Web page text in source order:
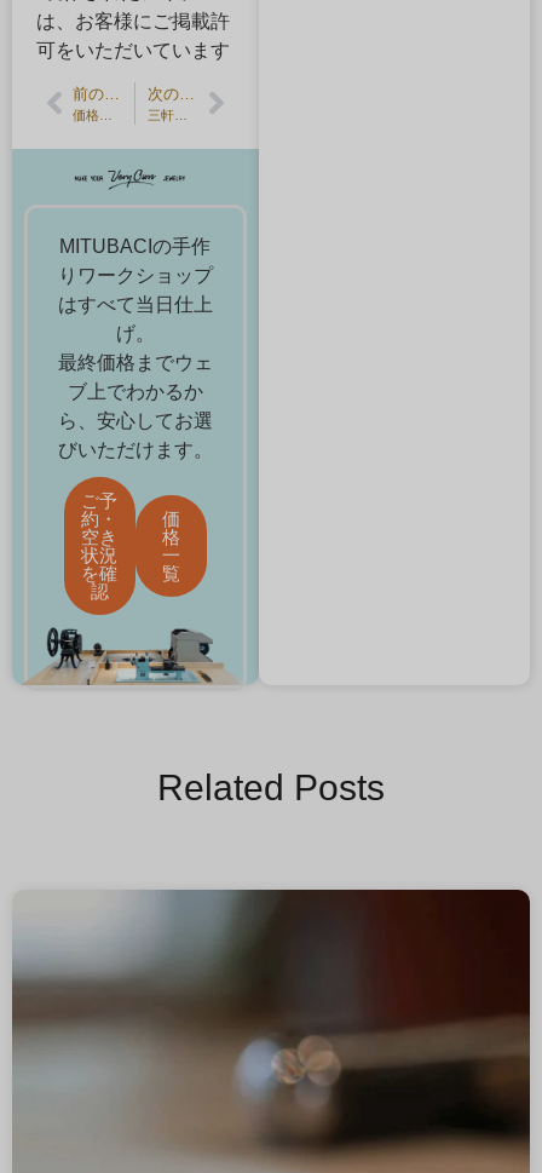
は、お客様にご掲載許
可をいただいています
MITUBACIの手作
りワークショップ
はすべて当日仕上
げ。
最終価格までウェ
ブ上でわかるか
ら、安心してお選
びいただけます。
ご予
約・
空き
状況
を確
認
価
格
一
覧
Related Posts